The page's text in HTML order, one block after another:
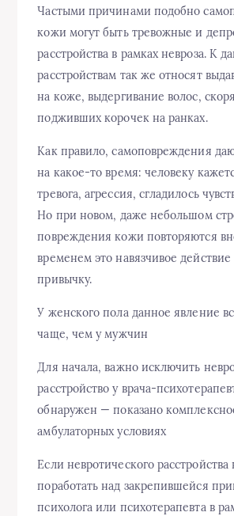
Частыми причинами подобно
кожи могут быть тревожные и
расстройства в рамках невроза. К
расстройствам так же относят
на коже, выдергивание волос,
подживших корочек на ранках.
Как правило, самоповреждения
на какое-то время: человеку
тревога, агрессия, сгладилось
Но при новом, даже небольшом
повреждения кожи повторяются
временем это навязчивое действие
привычку.
У женского пола данное явление
чаще, чем у мужчин
Для начала, важно исключить
расстройство у врача-
обнаружен — показано
амбулаторных условиях
Если невротического
поработать над закрепившейся
психолога или психотерапевта в